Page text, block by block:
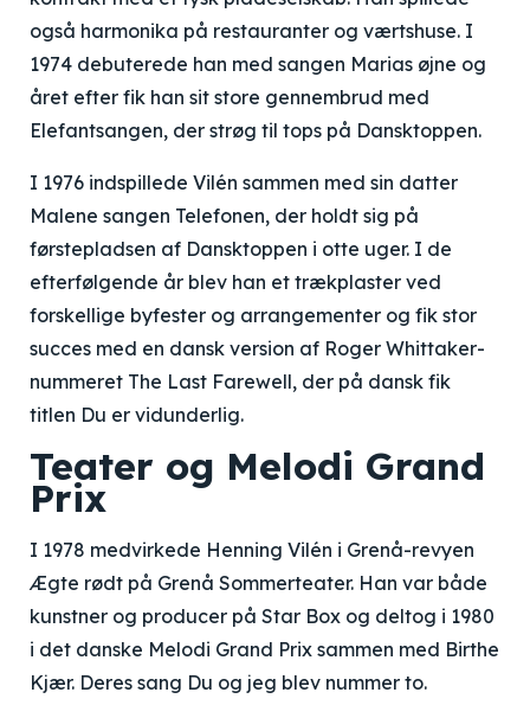
også harmonika på restauranter og værtshuse. I
1974 debuterede han med sangen Marias øjne og
året efter fik han sit store gennembrud med
Elefantsangen, der strøg til tops på Dansktoppen.
I 1976 indspillede Vilén sammen med sin datter
Malene sangen Telefonen, der holdt sig på
førstepladsen af Dansktoppen i otte uger. I de
efterfølgende år blev han et trækplaster ved
forskellige byfester og arrangementer og fik stor
succes med en dansk version af Roger Whittaker-
nummeret The Last Farewell, der på dansk fik
titlen Du er vidunderlig.
Teater og Melodi Grand
Prix
I 1978 medvirkede Henning Vilén i Grenå-revyen
Ægte rødt på Grenå Sommerteater. Han var både
kunstner og producer på Star Box og deltog i 1980
i det danske Melodi Grand Prix sammen med Birthe
Kjær. Deres sang Du og jeg blev nummer to.